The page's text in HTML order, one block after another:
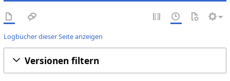
Logbücher dieser Seite anzeigen
Versionen filtern